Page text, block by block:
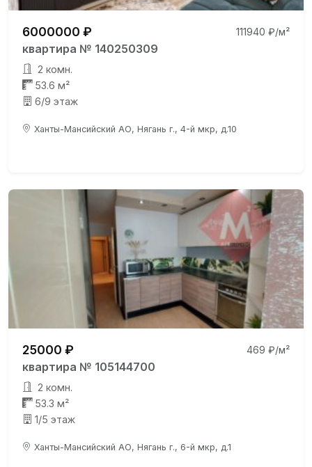
6000000 ₽ 111940 ₽/м²
квартира № 140250309
2 комн.
53.6 м²
6/9 этаж
Ханты-Мансийский АО, Нягань г., 4-й мкр, д.10
25000 ₽ 469 ₽/м²
квартира № 105144700
2 комн.
53.3 м²
1/5 этаж
Ханты-Мансийский АО, Нягань г., 6-й мкр, д.1